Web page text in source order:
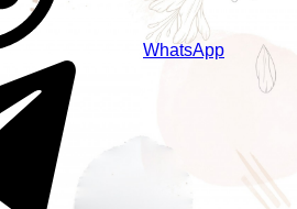
WhatsApp